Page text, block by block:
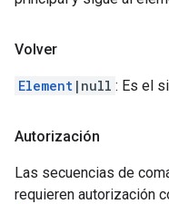
Volver
Element |null : Es el
Autorización
Las secuencias de
requieren autorización